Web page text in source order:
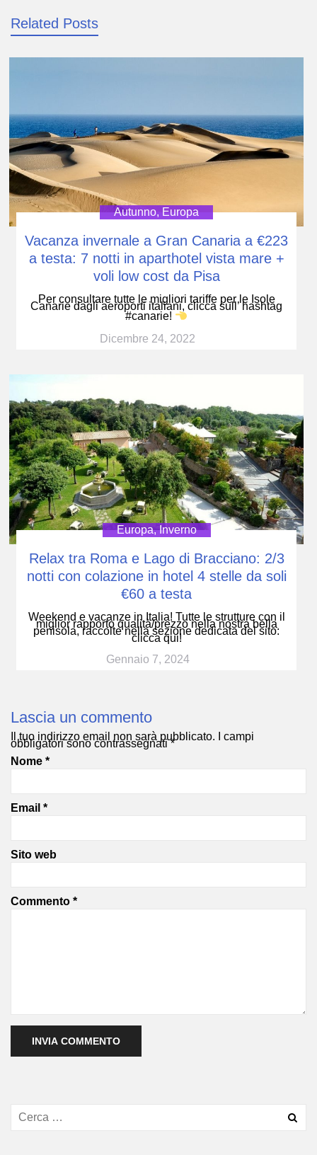
Related Posts
Autunno, Europa
Vacanza invernale a Gran Canaria a €223
a testa: 7 notti in aparthotel vista mare +
voli low cost da Pisa
Per consultare tutte le migliori tariffe per le Isole
Canarie dagli aeroporti italiani, clicca sull’ hashtag
#canarie!
Dicembre 24, 2022
Europa,Inverno
Relax tra Roma e Lago di Bracciano: 2/3
notti con colazione in hotel 4 stelle da soli
€60 a testa
Weekend e vacanze in Italia! Tutte le strutture con il
miglior rapporto qualità/prezzo nella nostra bella
penisola, raccolte nella sezione dedicata del sito:
clicca qui!
Gennaio 7, 2024
Lascia un commento
Il tuo indirizzo email non sarà pubblicato. I campi
obbligatori sono contrassegnati*
Nome *
Email *
Sito web
Commento *